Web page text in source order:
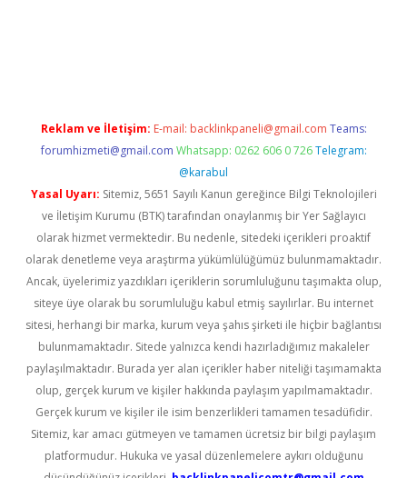
Reklam ve İletişim: E-mail: backlinkpaneli@gmail.com Teams:
forumhizmeti@gmail.com Whatsapp: 0262 606 0 726 Telegram:
@karabul
Yasal Uyarı: Sitemiz, 5651 Sayılı Kanun gereğince Bilgi Teknolojileri
ve İletişim Kurumu (BTK) tarafından onaylanmış bir Yer Sağlayıcı
olarak hizmet vermektedir. Bu nedenle, sitedeki içerikleri proaktif
olarak denetleme veya araştırma yükümlülüğümüz bulunmamaktadır.
Ancak, üyelerimiz yazdıkları içeriklerin sorumluluğunu taşımakta olup,
siteye üye olarak bu sorumluluğu kabul etmiş sayılırlar. Bu internet
sitesi, herhangi bir marka, kurum veya şahıs şirketi ile hiçbir bağlantısı
bulunmamaktadır. Sitede yalnızca kendi hazırladığımız makaleler
paylaşılmaktadır. Burada yer alan içerikler haber niteliği taşımamakta
olup, gerçek kurum ve kişiler hakkında paylaşım yapılmamaktadır.
Gerçek kurum ve kişiler ile isim benzerlikleri tamamen tesadüfidir.
Sitemiz, kar amacı gütmeyen ve tamamen ücretsiz bir bilgi paylaşım
platformudur. Hukuka ve yasal düzenlemelere aykırı olduğunu